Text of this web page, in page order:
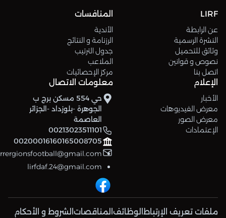
LIRF
عن الرابطة
النشرة الرسمية
وثائق للتحميل
نصوص و قوانين
اتصل بنا
المنافسات
الأندية
الرزنامة و النتائج
جدول الترتيب
الملاعب
مركز الإحصائيات
الإعلام
الأخبار
معرض الفيديوهات
معرض الصور
الإعتمادات
معلومات الاتصال
حي 554 مسكن برج ب
الجوهرة -بلوزداد -الجزائر
العاصمة
00213023511101
00200016160165008705
lirfdaf.24@gmail.com
ملفات تعريف الإرتباط الوظائف المناقصات الشروط و الأحكام